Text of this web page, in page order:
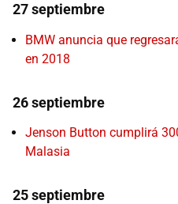
27 septiembre
BMW anuncia que
en 2018
26 septiembre
Jenson Button cumplirá
Malasia
25 septiembre